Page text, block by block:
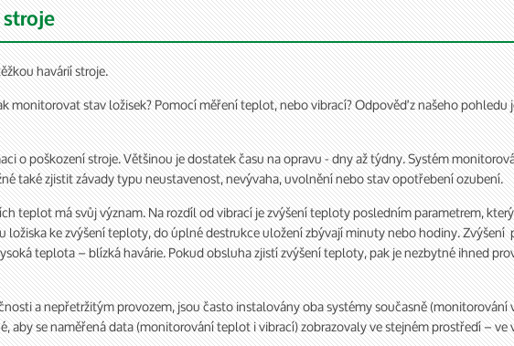
havárií stroje.
monitorovat stav ložisek? Pomocí měření teplot, nebo vibrací? Odpověď z našeho
o poškození stroje. Většinou je dostatek času na opravu - dny až týdny. Systém
také zjistit závady typu neustavenost, nevývaha, uvolnění nebo stav opotřebení ozubení.
teplot má svůj význam. Na rozdíl od vibrací je zvýšení teploty posledním parametrem,
ložiska ke zvýšení teploty, do úplné destrukce uložení zbývají minuty nebo hodiny.
teplota – blízká havárie. Pokud obsluha zjistí zvýšení teploty, pak je nezbytné ihned
a nepřetržitým provozem, jsou často instalovány oba systémy současně (monitorování
se naměřená data (monitorování teplot i vibrací) zobrazovaly ve stejném prostředí –